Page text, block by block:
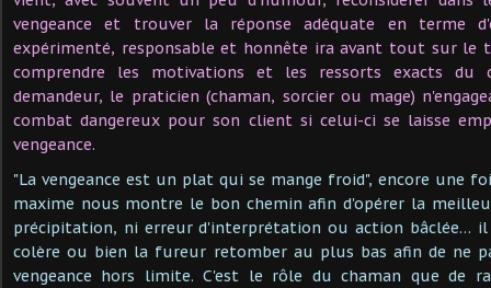
vengeance et trouver la réponse adéquate en terme
expérimenté, responsable et honnête ira avant tout sur le
comprendre les motivations et les ressorts exacts du
demandeur, le praticien (chaman, sorcier ou mage)
combat dangereux pour son client si celui-ci se laisse
vengeance.
"La vengeance est un plat qui se mange froid", encore une
maxime nous montre le bon chemin afin d'opérer la
précipitation, ni erreur d'interprétation ou action bâclée…
colère ou bien la fureur retomber au plus bas afin de ne
vengeance hors limite. C'est le rôle du chaman que de